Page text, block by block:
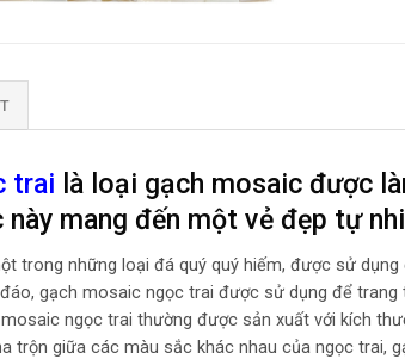
trai là loại gạch mosaic được
mang đến một vẻ đẹp tự
trong những loại đá quý quý hiếm, được sử
gạch mosaic ngọc trai được sử dụng để
ngọc trai thường được sản xuất với kích
trộn giữa các màu sắc khác nhau của ngọc trai,